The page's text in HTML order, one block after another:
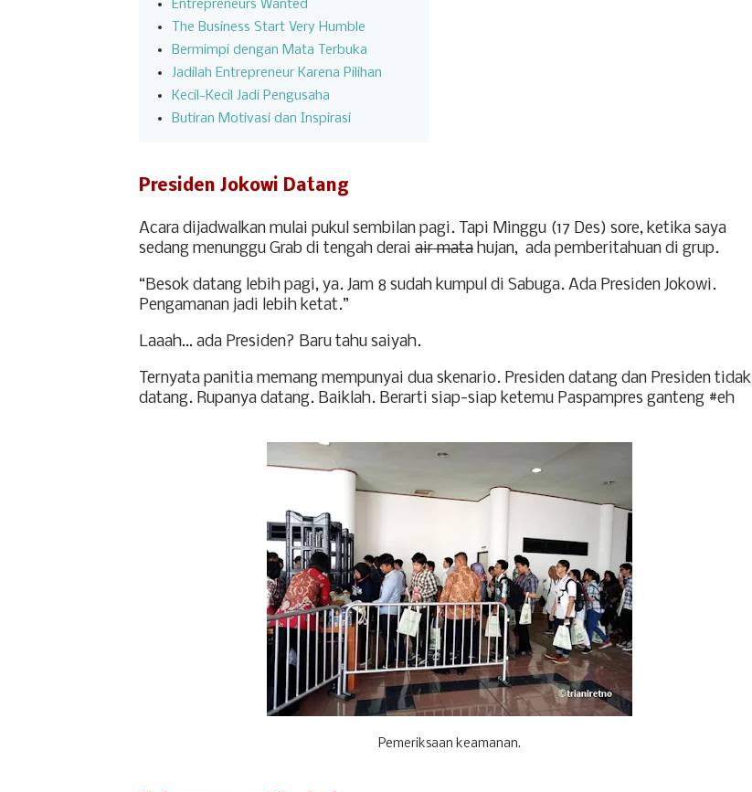
Entrepreneurs Wanted
The Business Start Very Humble
Bermimpi dengan Mata Terbuka
Jadilah Entrepreneur Karena Pilihan
Kecil-Kecil Jadi Pengusaha
Butiran Motivasi dan Inspirasi
Presiden Jokowi Datang
Acara dijadwalkan mulai pukul sembilan pagi. Tapi Minggu (17 Des) sore, ketika saya
sedang menunggu Grab di tengah derai air mata hujan, ada pemberitahuan di grup.
“Besok datang lebih pagi, ya. Jam 8 sudah kumpul di Sabuga. Ada Presiden Jokowi.
Pengamanan jadi lebih ketat.”
Laaah… ada Presiden? Baru tahu saiyah.
Ternyata panitia memang mempunyai dua skenario. Presiden datang dan Presiden tidak
datang. Rupanya datang. Baiklah. Berarti siap-siap ketemu Paspampres ganteng #eh
Pemeriksaan keamanan.